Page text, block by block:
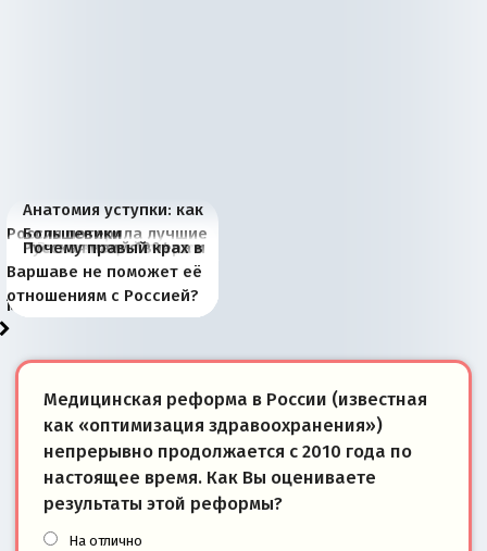
Анатомия уступки: как
Россия потеряла лучшие
рыбопромысловые
районы Баренцева
моря
Большевики
отличаются от «Яблока»
тем, что они -
победители
Киевская марионетка
Запада рассказала о
«переобувании» хозяев
В России назрели
перемены: 15 шагов к
суверенной экономике
Миграционный пожар
Европы
Россия начинает
сбрасывать балласт
Анкориджа
Россия зимой 1904
года: первые уступки во
внутренней политике
Русская нация вчера и
сегодня
Почему правый крах в
Варшаве не поможет её
отношениям с Россией?
Медицинская реформа в России (известная
как «оптимизация здравоохранения»)
непрерывно продолжается с 2010 года по
настоящее время. Как Вы оцениваете
результаты этой реформы?
На отлично